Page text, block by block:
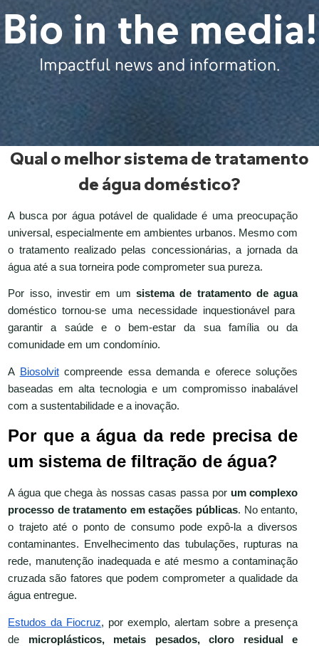
Bio in the media!
Impactful news and information.
Qual o melhor sistema de tratamento
de água doméstico?
A busca por água potável de qualidade é uma preocupação
universal, especialmente em ambientes urbanos. Mesmo com
o tratamento realizado pelas concessionárias, a jornada da
água até a sua torneira pode comprometer sua pureza.
Por isso, investir em um sistema de tratamento de agua
doméstico tornou-se uma necessidade inquestionável para
garantir a saúde e o bem-estar da sua família ou da
comunidade em um condomínio.
A Biosolvitcompreende essa demanda e oferece soluções
baseadas em alta tecnologia e um compromisso inabalável
com a sustentabilidade e a inovação.
Por que a água da rede precisa de
um sistema de filtração de água?
A água que chega às nossas casas passa porum complexo
processo de tratamento em estações públicas. No entanto,
o trajeto até o ponto de consumo pode expô-la a diversos
contaminantes. Envelhecimento das tubulações, rupturas na
rede, manutenção inadequada e até mesmo a contaminação
cruzada são fatores que podem comprometer a qualidade da
água entregue.
Estudos da Fiocruz, por exemplo, alertam sobre a presença
de microplásticos, metais pesados, cloro residual e